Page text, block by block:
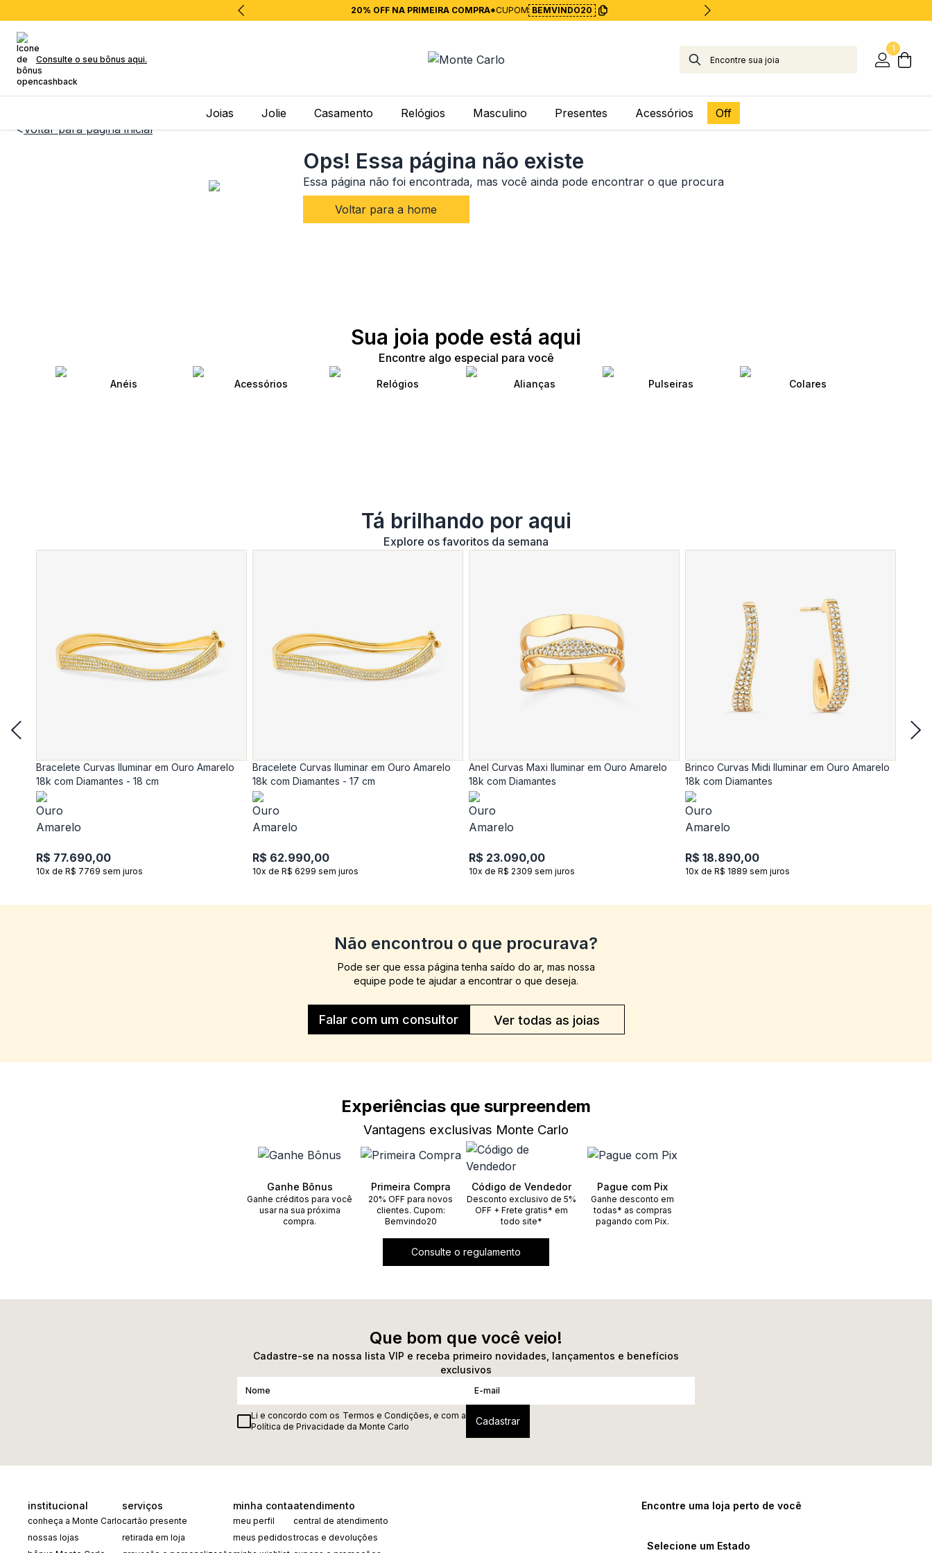
20% OFF NA PRIMEIRA COMPRA*CUPOM BEMVINDO20
Consulte o seu bônus aqui.
1
Joias Jolie Casamento Relógios Masculino Presentes Acessórios
Off
<Voltar para página inicial
Ops! Essa página não existe
Essa página não foi encontrada, mas você ainda pode encontrar o que procura
Voltar para a home
Sua joia pode está aqui
Encontre algo especial para você
Anéis Acessórios Relógios Alianças Pulseiras Colares
Tá brilhando por aqui
Explore os favoritos da semana
Bracelete Curvas Iluminar em Ouro Amarelo
18k com Diamantes - 18 cm
R$ 77.690,00
10x de R$ 7769 sem juros
Bracelete Curvas Iluminar em Ouro Amarelo
18k com Diamantes - 17 cm
R$ 62.990,00
10x de R$ 6299 sem juros
Anel Curvas Maxi Iluminar em Ouro Amarelo
18k com Diamantes
R$ 23.090,00
10x de R$ 2309 sem juros
Brinco Curvas Midi Iluminar em Ouro Amarelo
18k com Diamantes
R$ 18.890,00
10x de R$ 1889 sem juros
Não encontrou o que procurava?
Pode ser que essa página tenha saído do ar, mas nossa
equipe pode te ajudar a encontrar o que deseja.
Falar com um consultor Ver todas as joias
Experiências que surpreendem
Vantagens exclusivas Monte Carlo
Ganhe Bônus
Ganhe créditos para você
usar na sua próxima
compra.
Primeira Compra
20% OFF para novos
clientes. Cupom:
Bemvindo20
Código de Vendedor
Desconto exclusivo de 5%
OFF + Frete gratis* em
todo site*
Pague com Pix
Ganhe desconto em
todas* as compras
pagando com Pix.
Consulte o regulamento
Que bom que você veio!
Cadastre-se na nossa lista VIP e receba primeiro novidades, lançamentos e benefícios
exclusivos
Li e concordo com os Termos e Condições, e com a
Política de Privacidade da Monte Carlo
institucional
conheça a Monte Carlo
nossas lojas
serviços
cartão presente
retirada em loja
minha conta
meu perfil
meus pedidos
atendimento
central de atendimento
trocas e devoluções
Encontre uma loja perto de você